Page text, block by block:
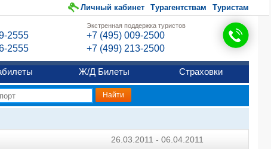
Личный кабинет Турагентствам Туристам
2555
2555
Экстренная поддержка туристов
+7 (495) 009-2500
+7 (499) 213-2500
Ж/Д Билеты Страховки
26.03.2011 - 06.04.2011